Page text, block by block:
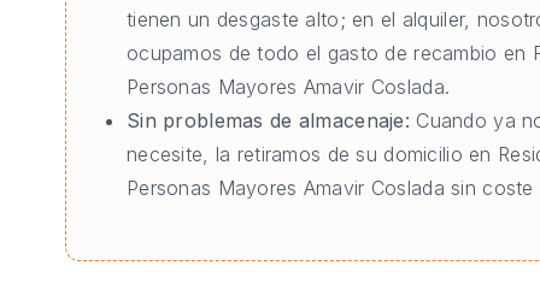
tienen un desgaste alto; en el alquiler,
ocupamos de todo el gasto de recambio en
Personas Mayores Amavir Coslada.
Sin problemas de almacenaje: Cuando ya
necesite, la retiramos de su domicilio en
Personas Mayores Amavir Coslada sin coste